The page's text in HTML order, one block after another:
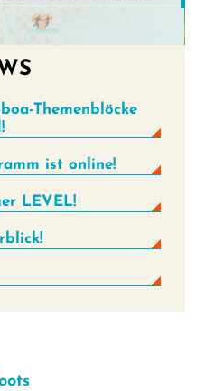
••••
Themenblöcke
ist online!
LEVEL!